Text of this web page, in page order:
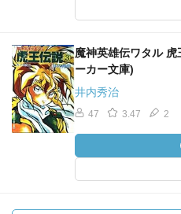
魔神英雄伝ワタル
ーカー文庫)
井内秀治
47 3.47 2